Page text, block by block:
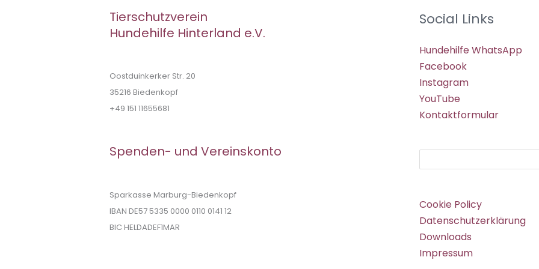
Tierschutzverein
Hundehilfe Hinterland e.V.
Oostduinkerker Str. 20
35216 Biedenkopf
+49 151 11655681
Spenden- und Vereinskonto
Sparkasse Marburg-Biedenkopf
IBAN DE57 5335 0000 0110 0141 12
BIC HELDADEF1MAR
Social Links
Hundehilfe WhatsApp
Facebook
Instagram
YouTube
Kontaktformular
Cookie Policy
Datenschutzerklärung
Downloads
Impressum